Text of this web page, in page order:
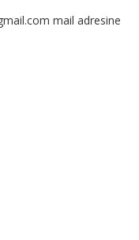
mail adresine